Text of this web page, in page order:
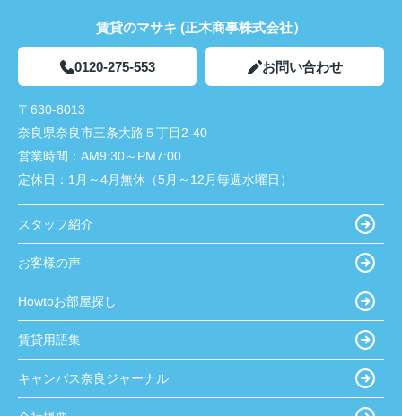
賃貸のマサキ (正木商事株式会社）
0120-275-553 お問い合わせ
〒630-8013
奈良県奈良市三条大路５丁目2-40
営業時間： AM9:30～PM7:00
定休日： 1月～4月無休（5月～12月毎週水曜日）
スタッフ紹介
お客様の声
Howtoお部屋探し
賃貸用語集
キャンパス奈良ジャーナル